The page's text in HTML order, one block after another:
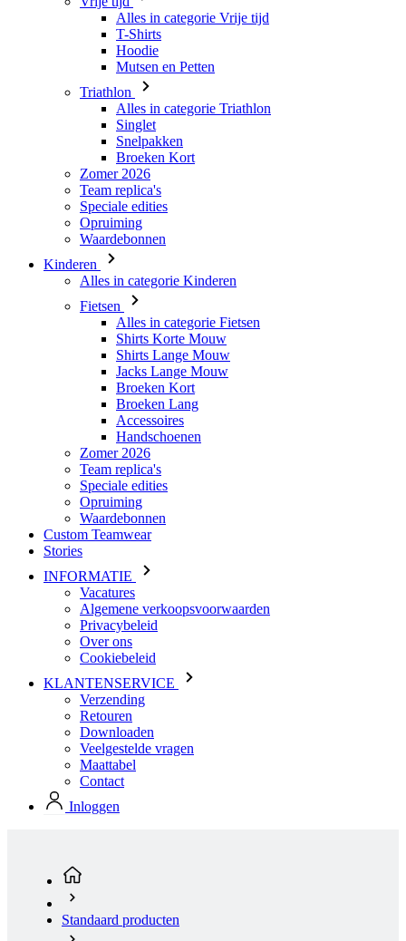
Triathlon
Alles in categorie Triathlon
Singlet
Snelpakken
Broeken Kort
Zomer 2026
Team replica's
Speciale edities
Opruiming
Waardebonnen
Kinderen
Alles in categorie Kinderen
Fietsen
Alles in categorie Fietsen
Shirts Lange Mouw
Jacks Lange Mouw
Broeken Kort
Broeken Lang
Accessoires
Handschoenen
Zomer 2026
Team replica's
Speciale edities
Opruiming
Waardebonnen
Custom Teamwear
Stories
INFORMATIE
Vacatures
Algemene verkoopsvoorwaarden
Privacybeleid
Cookiebeleid
KLANTENSERVICE
Verzending
Retouren
Downloaden
Veelgestelde vragen
Maattabel
Contact
Inloggen
Heren
Fietsen